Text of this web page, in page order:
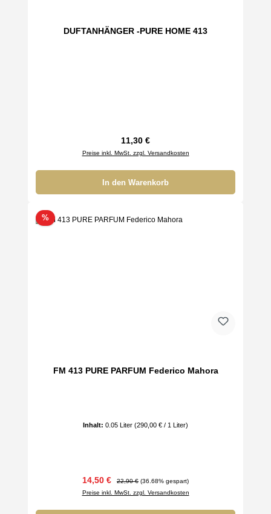
DUFTANHÄNGER -PURE HOME 413
Regulärer Preis:
11,30 €
Preise inkl. MwSt. zzgl. Versandkosten
In den Warenkorb
%Rabatt
FM 413 PURE PARFUM Federico Mahora
Inhalt: 0.05 Liter (290,00 € / 1 Liter)
Verkaufspreis:
14,50 € Regulärer Preis:
22,90 € (36.68% gespart)
Preise inkl. MwSt. zzgl. Versandkosten